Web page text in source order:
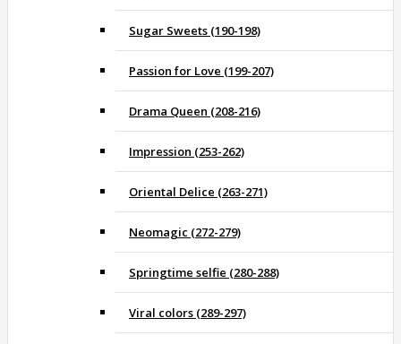
Sugar Sweets (190-198)
Passion for Love (199-207)
Drama Queen (208-216)
Impression (253-262)
Oriental Delice (263-271)
Neomagic (272-279)
Springtime selfie (280-288)
Viral colors (289-297)